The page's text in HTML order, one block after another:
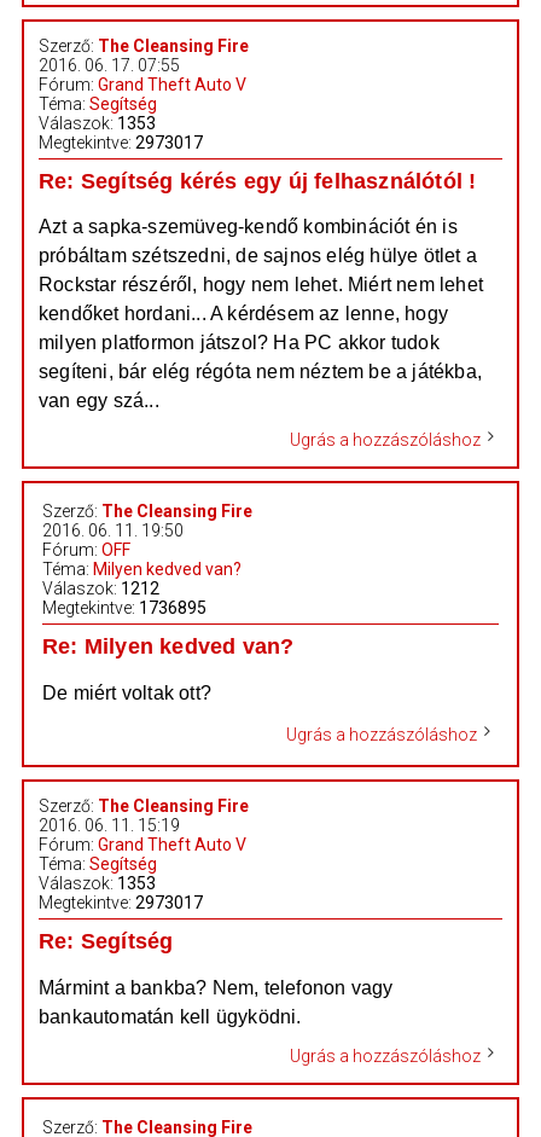
Szerző: The Cleansing Fire
2016. 06. 17. 07:55
Fórum: Grand Theft Auto V
Téma: Segítség
Válaszok: 1353
Megtekintve: 2973017
Re: Segítség kérés egy új felhasználótól !
Azt a sapka-szemüveg-kendő kombinációt én is
próbáltam szétszedni, de sajnos elég hülye ötlet a
Rockstar részéről, hogy nem lehet. Miért nem lehet
kendőket hordani... A kérdésem az lenne, hogy
milyen platformon játszol? Ha PC akkor tudok
segíteni, bár elég régóta nem néztem be a játékba,
van egy szá...
Ugrás a hozzászóláshoz
Szerző: The Cleansing Fire
2016. 06. 11. 19:50
Fórum: OFF
Téma: Milyen kedved van?
Válaszok: 1212
Megtekintve: 1736895
Re: Milyen kedved van?
De miért voltak ott?
Ugrás a hozzászóláshoz
Szerző: The Cleansing Fire
2016. 06. 11. 15:19
Fórum: Grand Theft Auto V
Téma: Segítség
Válaszok: 1353
Megtekintve: 2973017
Re: Segítség
Mármint a bankba? Nem, telefonon vagy
bankautomatán kell ügyködni.
Ugrás a hozzászóláshoz
Szerző: The Cleansing Fire